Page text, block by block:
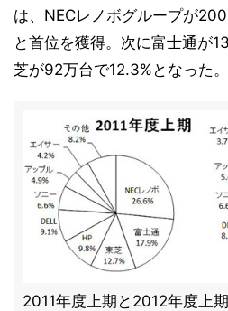
は、NECレノボグループが
と首位を獲得。次に富士通が
芝が92万台で12.3%となった。
2011年度上期と2012年度上